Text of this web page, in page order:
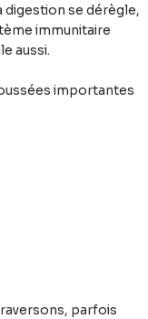
digestion se dérègle,
immunitaire
aussi.
importantes
parfois